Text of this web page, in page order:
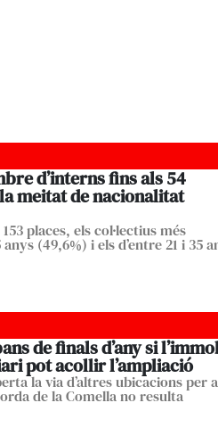
d’interns fins als 54
meitat de nacionalitat
places, els col·lectius més
(49,6%) i els d’entre 21 i 35
de finals d’any si
pot acollir l’ampliació
la via d’altres ubicacions per a
de la Comella no resulta